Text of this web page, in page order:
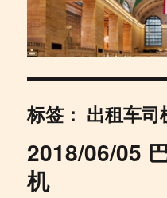
标签： 出租车司
2018/06/05
机